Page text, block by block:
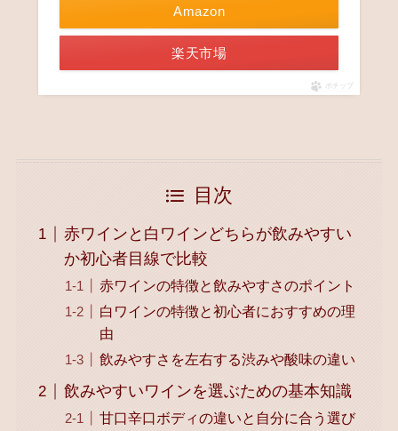
Amazon
楽天市場
ポチップ
目次
赤ワインと白ワインどちらが飲みやすい
か初心者目線で比較
赤ワインの特徴と飲みやすさのポイント
白ワインの特徴と初心者におすすめの理
由
飲みやすさを左右する渋みや酸味の違い
飲みやすいワインを選ぶための基本知識
甘口辛口ボディの違いと自分に合う選び